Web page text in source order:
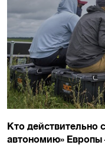
Кто действительно
автономию»